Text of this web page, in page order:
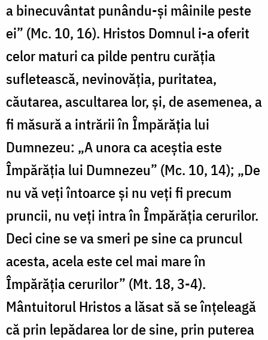
a binecuvântat punându-și mâinile peste
ei” (Mc. 10, 16). Hristos Domnul i-a oferit
celor maturi ca pilde pentru curăția
sufletească, nevinovăția, puritatea,
căutarea, ascultarea lor, și, de asemenea, a
fi măsură a intrării în Împărăția lui
Dumnezeu: „A unora ca aceștia este
Împărăția lui Dumnezeu” (Mc. 10, 14); „De
nu vă veţi întoarce şi nu veţi fi precum
pruncii, nu veţi intra în Împărăţia cerurilor.
Deci cine se va smeri pe sine ca pruncul
acesta, acela este cel mai mare în
Împărăţia cerurilor” (Mt. 18, 3-4).
Mântuitorul Hristos a lăsat să se înțeleagă
că prin lepădarea lor de sine, prin puterea